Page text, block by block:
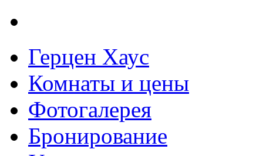
Герцен Хаус
Комнаты и цены
Фотогалерея
Бронирование